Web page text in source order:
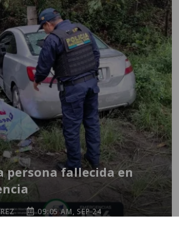
persona fallecida en
09:05 AM, SEP 24